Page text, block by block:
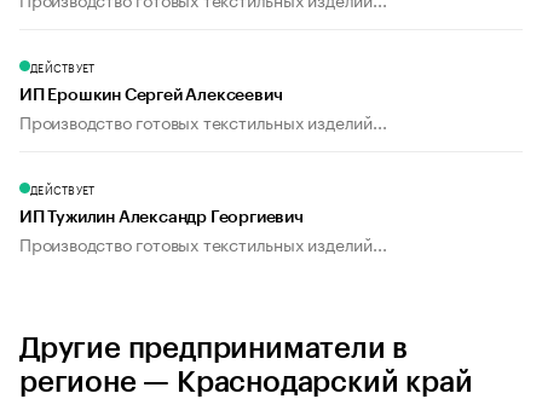
ДЕЙСТВУЕТ
ИП Ерошкин Сергей Алексеевич
Производство готовых текстильных изделий...
ДЕЙСТВУЕТ
ИП Тужилин Александр Георгиевич
Производство готовых текстильных изделий...
Другие предприниматели в
регионе — Краснодарский край